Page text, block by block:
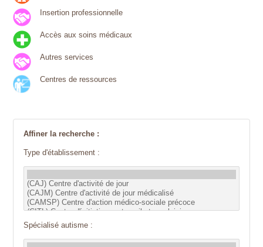
Insertion professionnelle
Accès aux soins médicaux
Autres services
Centres de ressources
Affiner la recherche :
Type d'établissement :
Spécialisé autisme :